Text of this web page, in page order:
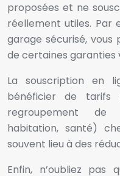
proposées et ne
réellement utiles. Par
garage sécurisé,
de certaines garanties
La souscription en
bénéficier de tarifs
regroupement de
habitation, santé)
souvent lieu à des
Enfin, n’oubliez